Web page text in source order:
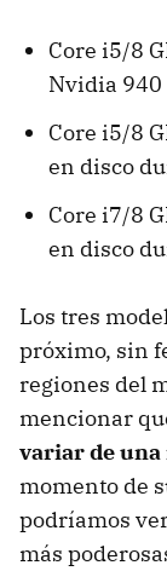
Core i5/8
Nvidia 940
Core i5/8
en disco
Core i7/8
en disco
Los tres
próximo, sin
regiones del
mencionar
variar de una
momento de
podríamos
más